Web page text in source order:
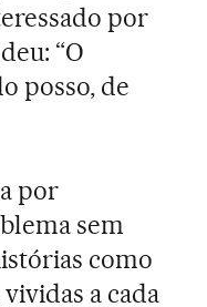
por
“O
posso, de
por
sem
como
a cada